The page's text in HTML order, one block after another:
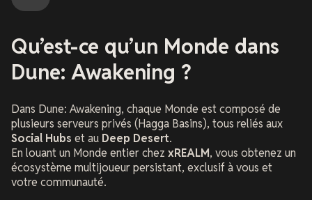
Qu’est-ce qu’un Monde dans
Dune: Awakening ?
Dans Dune: Awakening, chaque Monde est composé de
plusieurs serveurs privés (Hagga Basins), tous reliés aux
Social Hubs et au Deep Desert.
En louant un Monde entier chez xREALM, vous obtenez un
écosystème multijoueur persistant, exclusif à vous et
votre communauté.